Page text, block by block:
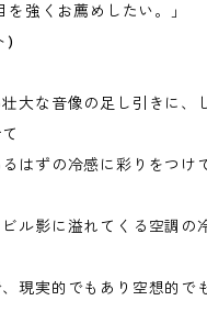
を強くお薦めしたい。」
)
壮大な音像の足し引きに、
はずの冷感に彩りをつけ
ル影に溢れてくる空調の
現実的でもあり空想的で